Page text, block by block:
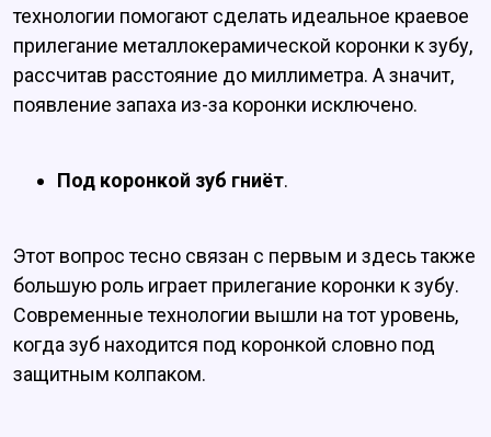
технологии помогают сделать идеальное краевое
прилегание металлокерамической коронки к зубу,
рассчитав расстояние до миллиметра. А значит,
появление запаха из-за коронки исключено.
Под коронкой зуб гниёт.
Этот вопрос тесно связан с первым и здесь также
большую роль играет прилегание коронки к зубу.
Современные технологии вышли на тот уровень,
когда зуб находится под коронкой словно под
защитным колпаком.